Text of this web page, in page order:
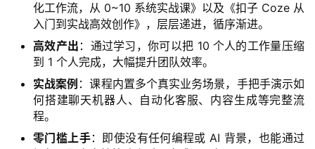
化工作流，从 0~10 系统实战课》以及《扣子 Coze 从
入门到实战高效创作》，层层递进，循序渐进。
高效产出 ：通过学习，你可以把 10 个人的工作量压缩
到 1 个人完成，大幅提升团队效率。
实战案例 ：课程内置多个真实业务场景，手把手演示如
何搭建聊天机器人、自动化客服、内容生成等完整流
程。
零门槛上手：即使没有任何编程或 AI 背景，也能通过